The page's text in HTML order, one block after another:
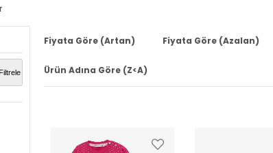
Filtrele
Fiyata Göre (Artan) Fiyata Göre (Azalan)
Ürün Adına Göre (Z<A)